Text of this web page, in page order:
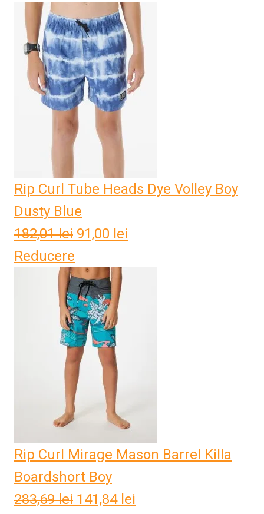
fost:
131,17 lei.
este:
65,59 lei.
Rip Curl Tube Heads Dye Volley Boy
Dusty Blue
182,01lei Prețul
a
fost:
182,01 lei.
91,00 lei
Reducere
Rip Curl Mirage Mason Barrel Killa
Boardshort Boy
283,69lei Prețul
141,84 lei